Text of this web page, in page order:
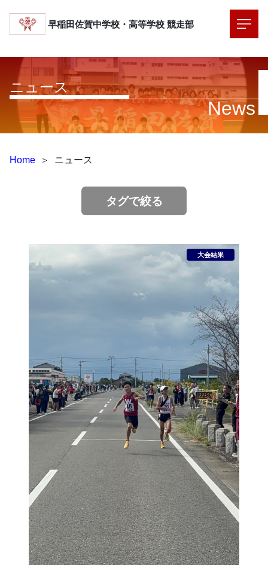
早稲田佐賀中学校・高等学校 競走部
ニュース
News
Home ＞ ニュース
タグで絞る